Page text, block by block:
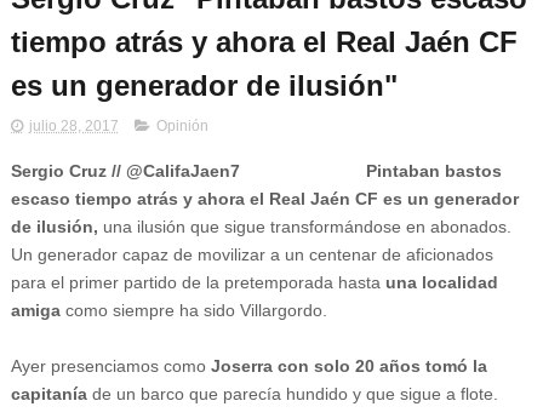
tiempo atrás y ahora el Real Jaén CF
es un generador de ilusión"
julio 28, 2017 Opinión
Sergio Cruz // @CalifaJaen7 Pintaban bastos
escaso tiempo atrás y ahora el Real Jaén CF es un generador
de ilusión, una ilusión que sigue transformándose en abonados.
Un generador capaz de movilizar a un centenar de aficionados
para el primer partido de la pretemporada hasta una localidad
amiga como siempre ha sido Villargordo.
Ayer presenciamos comoJoserra con solo 20 años tomó la
capitaníade un barco que parecía hundido y que sigue a flote.